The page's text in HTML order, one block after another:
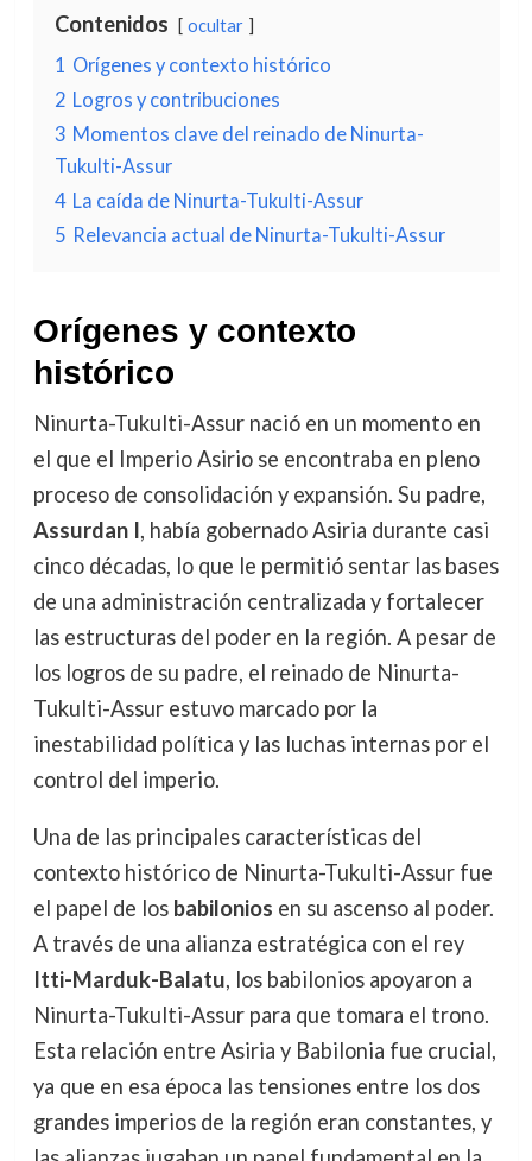
Contenidos ocultar
1 Orígenes y contexto histórico
2 Logros y contribuciones
3 Momentos clave del reinado de Ninurta-
Tukulti-Assur
4 La caída de Ninurta-Tukulti-Assur
5 Relevancia actual de Ninurta-Tukulti-Assur
Orígenes y contexto
histórico
Ninurta-Tukulti-Assur nació en un momento en
el que el Imperio Asirio se encontraba en pleno
proceso de consolidación y expansión. Su padre,
Assurdan I, había gobernado Asiria durante casi
cinco décadas, lo que le permitió sentar las bases
de una administración centralizada y fortalecer
las estructuras del poder en la región. A pesar de
los logros de su padre, el reinado de Ninurta-
Tukulti-Assur estuvo marcado por la
inestabilidad política y las luchas internas por el
control del imperio.
Una de las principales características del
contexto histórico de Ninurta-Tukulti-Assur fue
el papel de los babilonios en su ascenso al poder.
A través de una alianza estratégica con el rey
Itti-Marduk-Balatu, los babilonios apoyaron a
Ninurta-Tukulti-Assur para que tomara el trono.
Esta relación entre Asiria y Babilonia fue crucial,
ya que en esa época las tensiones entre los dos
grandes imperios de la región eran constantes, y